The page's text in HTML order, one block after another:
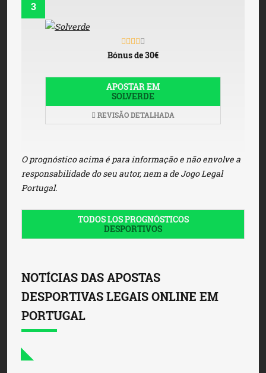
3
Bónus de 30€
APOSTAR EM
SOLVERDE
REVISÃO DETALHADA
O prognóstico acima é para informação e não envolve a
responsabilidade do seu autor, nem a de Jogo Legal
Portugal.
TODOS LOS PROGNÓSTICOS
DESPORTIVOS
NOTÍCIAS DAS APOSTAS
DESPORTIVAS LEGAIS ONLINE EM
PORTUGAL